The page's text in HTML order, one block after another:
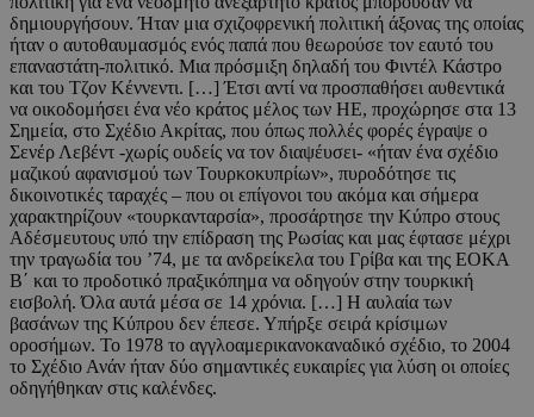
δημιουργήσουν. Ήταν μια σχιζοφρενική πολιτική άξονας της οποίας
ήταν ο αυτοθαυμασμός ενός παπά που θεωρούσε τον εαυτό του
επαναστάτη-πολιτικό. Μια πρόσμιξη δηλαδή του Φιντέλ Κάστρο
και του Τζον Κέννεντι. […] Έτσι αντί να προσπαθήσει αυθεντικά
να οικοδομήσει ένα νέο κράτος μέλος των ΗΕ, προχώρησε στα 13
Σημεία, στο Σχέδιο Ακρίτας, που όπως πολλές φορές έγραψε ο
Σενέρ Λεβέντ -χωρίς ουδείς να τον διαψέυσει- «ήταν ένα σχέδιο
μαζικού αφανισμού των Τουρκοκυπρίων», πυροδότησε τις
δικοινοτικές ταραχές – που οι επίγονοι του ακόμα και σήμερα
χαρακτηρίζουν «τουρκανταρσία», προσάρτησε την Κύπρο στους
Αδέσμευτους υπό την επίδραση της Ρωσίας και μας έφτασε μέχρι
την τραγωδία του ’74, με τα ανδρείκελα του Γρίβα και της ΕΟΚΑ
Β΄ και το προδοτικό πραξικόπημα να οδηγούν στην τουρκική
εισβολή. Όλα αυτά μέσα σε 14 χρόνια. […] Η αυλαία των
βασάνων της Κύπρου δεν έπεσε. Υπήρξε σειρά κρίσιμων
οροσήμων. Το 1978 το αγγλοαμερικανοκαναδικό σχέδιο, το 2004
το Σχέδιο Ανάν ήταν δύο σημαντικές ευκαιρίες για λύση οι οποίες
οδηγήθηκαν στις καλένδες.